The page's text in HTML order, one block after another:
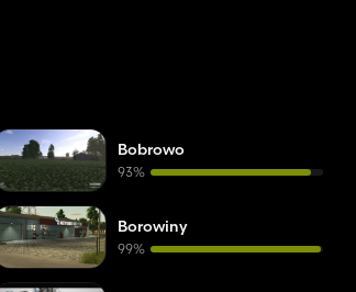
Bobrowo
93%
Borowiny
99%